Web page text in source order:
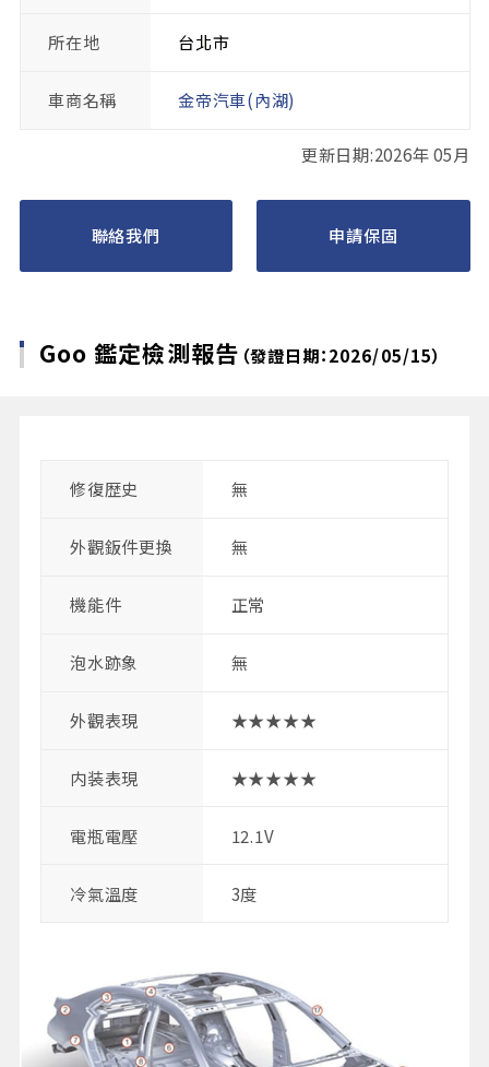
所在地 台北市
車商名稱 金帝汽車(內湖)
更新日期:2026年 05月
聯絡我們 申請保固
Goo 鑑定檢測報告 （發證日期：2026/05/15）
修復歴史 無
外觀鈑件更換 無
機能件 正常
泡水跡象 無
外觀表現 ★★★★★
内装表現 ★★★★★
電瓶電壓 12.1V
冷氣溫度 3度